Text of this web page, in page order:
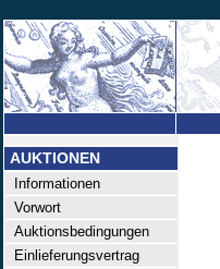
AUKTIONEN
Informationen
Vorwort
Auktionsbedingungen
Einlieferungsvertrag